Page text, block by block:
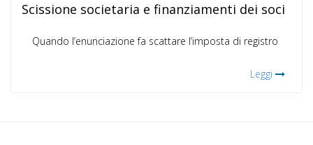
Scissione societaria e finanziamenti dei soci
Quando l’enunciazione fa scattare l’imposta di registro
Leggi